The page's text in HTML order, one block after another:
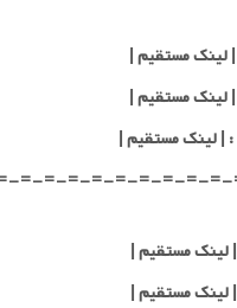
=-=-=-=-=-=-=-=-